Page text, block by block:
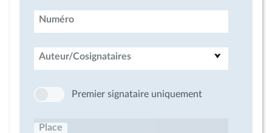
Numéro
Auteur/Cosignataires
Premier signataire uniquement
Place